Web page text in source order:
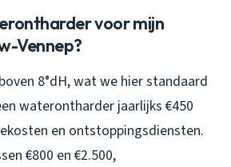
voor mijn
Vennep?
8°dH, wat we hier standaard
waterontharder jaarlijks €450
en ontstoppingsdiensten.
€800 en €2.500,